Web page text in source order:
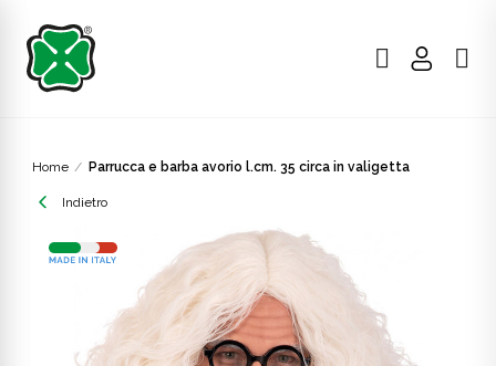
Home Parrucca e barba avorio l.cm. 35 circa in valigetta
Indietro